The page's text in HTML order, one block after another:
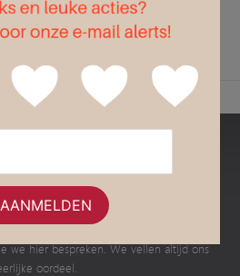
Liefde Seks
met informatie en advies over de
en dating apps. Wij hebben geen
we hier bespreken. We vellen altijd ons
oordeel.